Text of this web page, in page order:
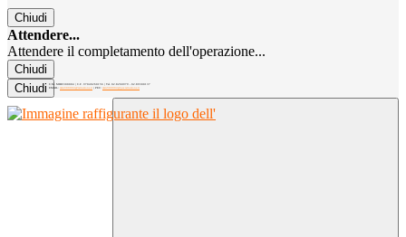
Chiudi
Attendere...
Attendere il completamento dell'operazione...
Chiudi
Chiudi
C.M. MIRC300004 | C.F. 97040260156 | Tel. 02.8260979 - 02.89300137
EMAIL: mirc300004@istruzione.it | PEC: mirc300004@pec.istruzione.it